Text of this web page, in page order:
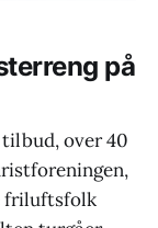
på
over 40
friluftsfolk